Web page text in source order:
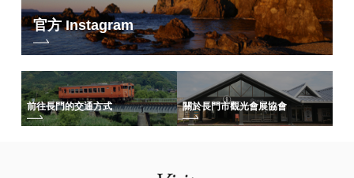
官方 Instagram
前往長門的交通方式 關於長門市觀光會展協會